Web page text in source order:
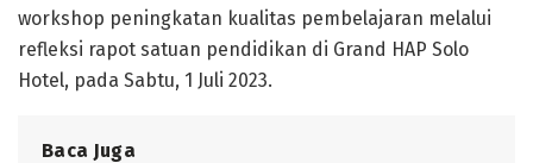
workshop peningkatan kualitas pembelajaran melalui
refleksi rapot satuan pendidikan di Grand HAP Solo
Hotel, pada Sabtu, 1 Juli 2023.
Baca Juga